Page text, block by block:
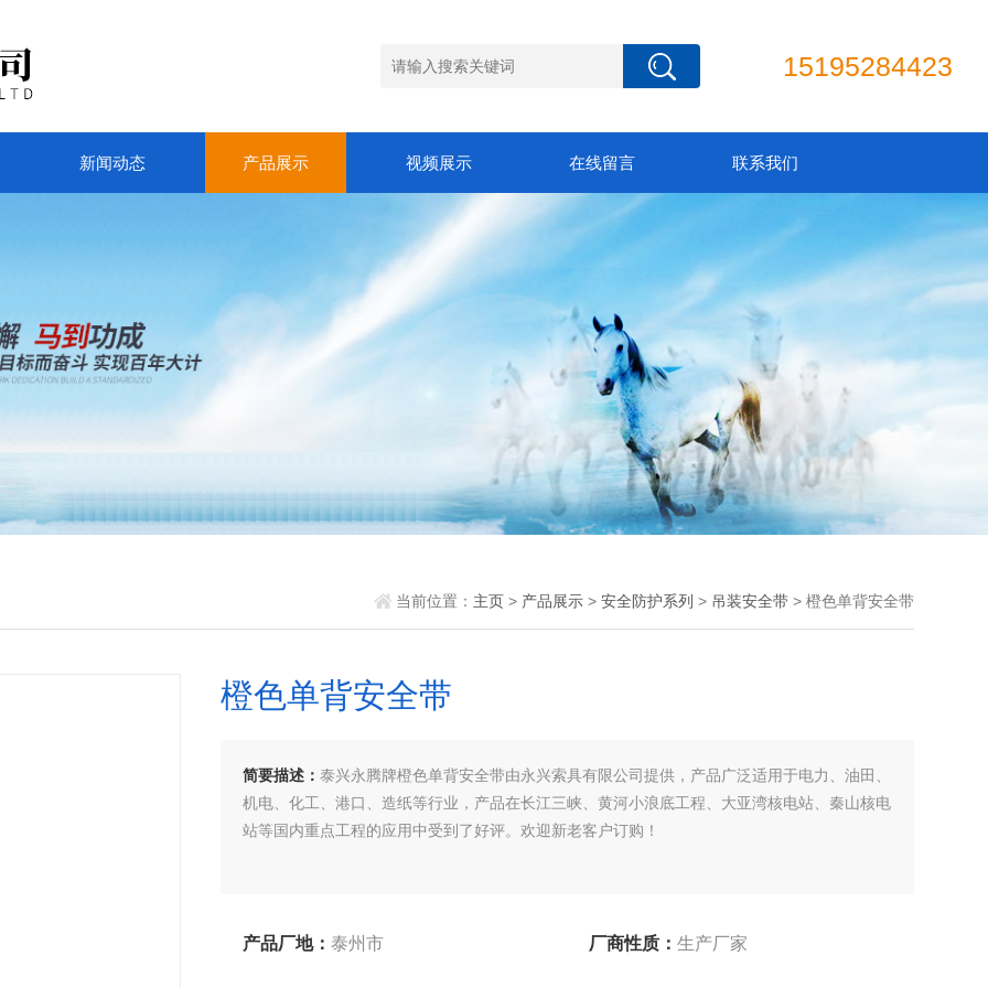
15195284423
新闻动态 产品展示 视频展示 在线留言 联系我们
当前位置： 主页> 产品展示> 安全防护系列 > 吊装安全带 > 橙色单背安全带
橙色单背安全带
简要描述： 泰兴永腾牌橙色单背安全带由永兴索具有限公司提供，产品广泛适用于电力、油田、
机电、化工、港口、造纸等行业，产品在长江三峡、黄河小浪底工程、大亚湾核电站、秦山核电
站等国内重点工程的应用中受到了好评。欢迎新老客户订购！
产品厂地： 泰州市 厂商性质：生产厂家